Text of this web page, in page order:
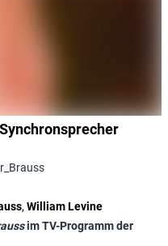
, William Levine
im TV-Programm der